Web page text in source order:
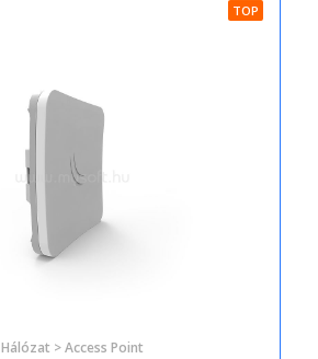
TOP
Hálózat > Access Point